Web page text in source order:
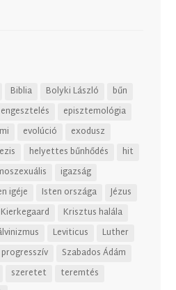
Biblia Bolyki László
bűn
engesztelés
episztemológia
evolúció
exodusz
helyettes bűnhődés
hit
igazság
igéje Isten országa
Jézus
Kierkegaard
Krisztus halála
Leviticus
Luther
progresszív
Szabados Ádám
szeretet
teremtés